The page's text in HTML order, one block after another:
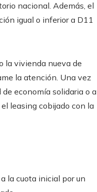
nacional. Además, el
igual o inferior a D11
la vivienda nueva de
la atención. Una vez
economía solidaria o a
leasing cobijado con la
la cuota inicial por un